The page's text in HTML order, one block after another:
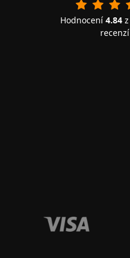
Hodnocení 4.84z
recenzí